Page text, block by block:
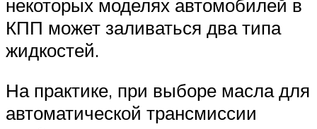
некоторых моделях автомобилей в
КПП может заливаться два типа
жидкостей.
На практике, при выборе масла для
автоматической трансмиссии